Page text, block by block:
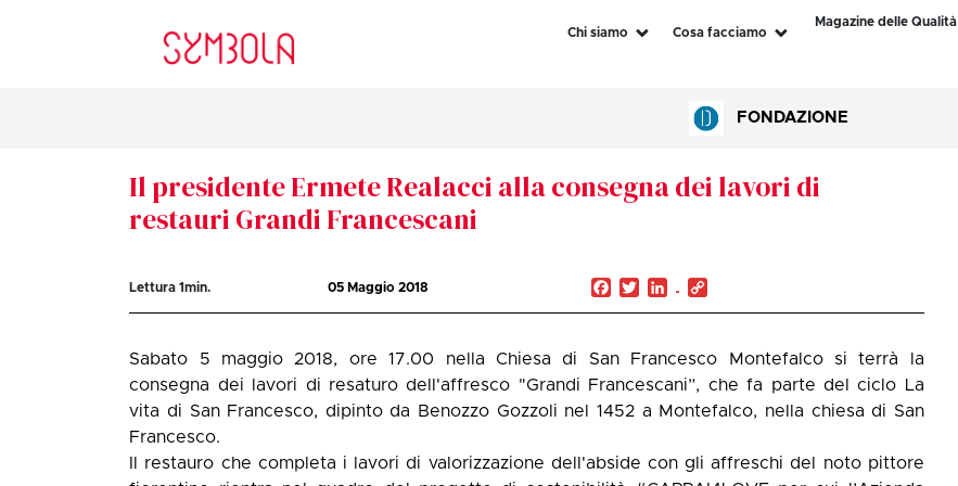
Chi siamo Cosa facciamo
Magazine delle Qualità
FONDAZIONE
Il presidente Ermete Realacci alla consegna dei lavori di
restauri Grandi Francescani
Lettura1min. 05 Maggio 2018 Facebook
TwitterLinkedIn
Sabato 5 maggio 2018, ore 17.00 nella Chiesa di San Francesco Montefalco si terrà la
consegna dei lavori di resaturo dell'affresco "Grandi Francescani”, che fa parte del ciclo La
vita di San Francesco, dipinto da Benozzo Gozzoli nel 1452 a Montefalco, nella chiesa di San
Francesco.
Il restauro che completa i lavori di valorizzazione dell'abside con gli affreschi del noto pittore